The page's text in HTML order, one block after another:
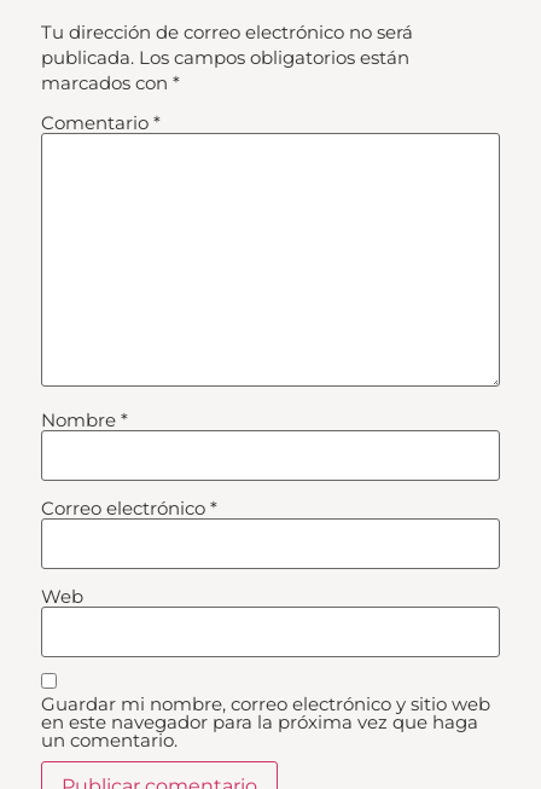
Tu dirección de correo electrónico no será
publicada. Los campos obligatorios están
marcados con *
Comentario *
Nombre *
Correo electrónico *
Web
Guardar mi nombre, correo electrónico y sitio web
en este navegador para la próxima vez que haga
un comentario.